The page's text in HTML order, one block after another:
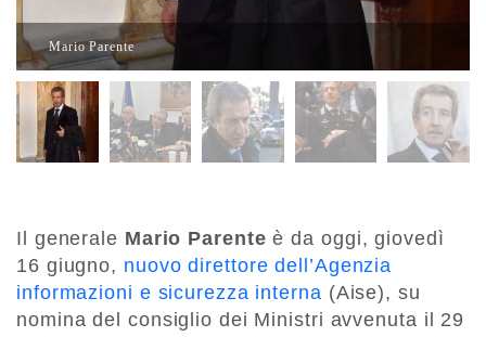
Mario Parente
Il generale Mario Parenteè da oggi, giovedì
16 giugno, nuovo direttore dell’Agenzia
informazioni e sicurezza interna (Aise), su
nomina del consiglio dei Ministri avvenuta il 29